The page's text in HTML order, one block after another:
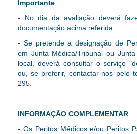
Importante
- No dia da avaliação deverá
documentação acima referida.
- Se pretende a designação de
em Junta Médica/Tribunal ou
local, deverá consultar oserviço
ou, se preferir, contactar-nos pelo
295
INFORMAÇÃO COMPLEMENTAR
- Os Peritos Médicos e/ou Peritos